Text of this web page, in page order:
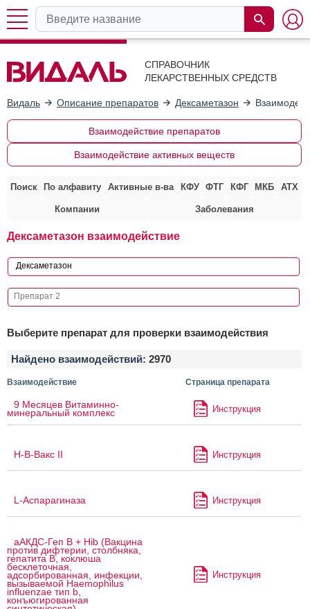
СПРАВОЧНИК
ЛЕКАРСТВЕННЫХ СРЕДСТВ
Видаль Описание препаратов Дексаметазон
Взаимодействие препаратов
Взаимодействие активных веществ
Поиск По алфавиту Активные в-ва КФУ ФТГ КФГ МКБ АТХ
Компании Заболевания
Дексаметазон взаимодействие
Выберите препарат для проверки взаимодействия
Найдено взаимодействий: 2970
Взаимодействие Страница препарата
9 Месяцев Витаминно-
минеральный комплекс Инструкция
H-B-Вакс II Инструкция
L-Аспарагиназа Инструкция
аАКДС-Геп B + Hib (Вакцина
против дифтерии, столбняка,
гепатита B, коклюша
бесклеточная,
адсорбированная, инфекции,
вызываемой Haemophilus
influenzae тип b,
конъюгированная
Инструкция